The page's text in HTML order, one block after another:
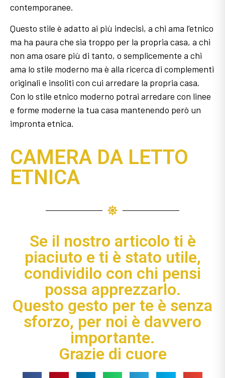
contemporanee.
Questo stile è adatto ai più indecisi, a chi ama l’etnico
ma ha paura che sia troppo per la propria casa, a chi
non ama osare più di tanto, o semplicemente a chi
ama lo stile moderno ma è alla ricerca di complementi
originali e insoliti con cui arredare la propria casa.
Con lo stile etnico moderno potrai arredare con linee
e forme moderne la tua casa mantenendo però un
impronta etnica.
CAMERA DA LETTO
ETNICA
Se il nostro articolo ti è
piaciuto e ti è stato utile,
condividilo con chi pensi
possa apprezzarlo.
Questo gesto per te è senza
sforzo, per noi è davvero
importante.
Grazie di cuore